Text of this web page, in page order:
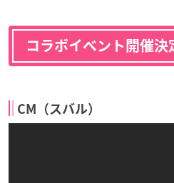
コラボイベント開催決
CM（スバル）